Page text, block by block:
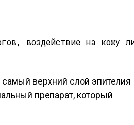
верхний слой эпителия
препарат, который